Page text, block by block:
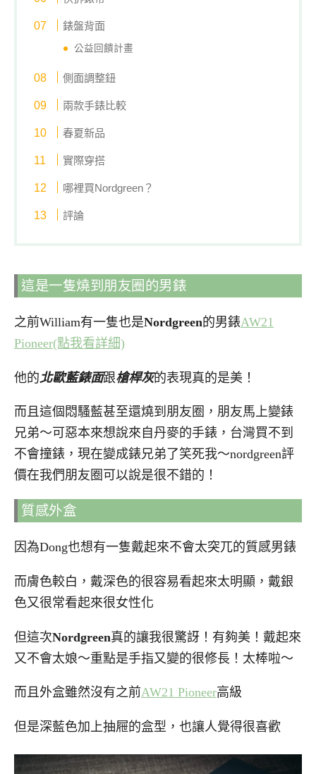
錶盤背面
公益回饋計畫
側面調整鈕
兩款手錶比較
春夏新品
實際穿搭
哪裡買Nordgreen？
評論
這是一隻燒到朋友圈的男錶
之前William有一隻也是Nordgreen的男錶AW21
Pioneer(點我看詳細)
他的北歐藍錶面跟槍桿灰的表現真的是美！
而且這個悶騷藍甚至還燒到朋友圈，朋友馬上變錶
兄弟～可惡本來想說來自丹麥的手錶，台灣買不到
不會撞錶，現在變成錶兄弟了笑死我～nordgreen評
價在我們朋友圈可以說是很不錯的！
質感外盒
因為Dong也想有一隻戴起來不會太突兀的質感男錶
而膚色較白，戴深色的很容易看起來太明顯，戴銀
色又很常看起來很女性化
但這次Nordgreen真的讓我很驚訝！有夠美！戴起來
又不會太娘～重點是手指又變的很修長！太棒啦～
而且外盒雖然沒有之前AW21 Pioneer高級
但是深藍色加上抽屜的盒型，也讓人覺得很喜歡